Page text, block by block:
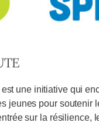
une initiative qui
jeunes pour soutenir
sur la résilience,